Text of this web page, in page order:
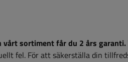
vårt sortiment får du 2 års garanti.
fel. För att säkerställa din